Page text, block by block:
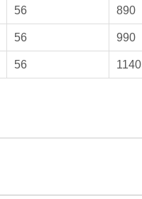
56 890
56 990
56 1140